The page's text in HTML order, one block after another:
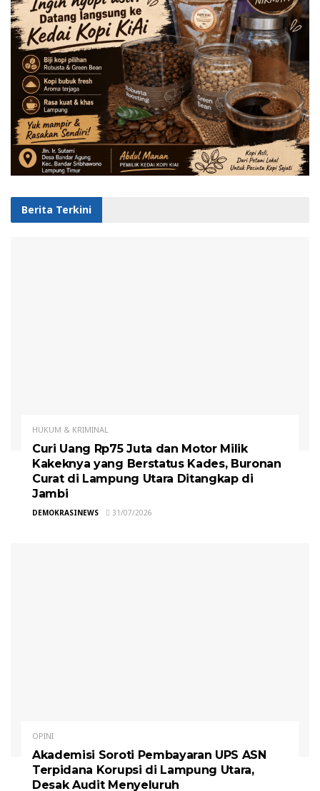
Berita Terkini
HUKUM & KRIMINAL
Curi Uang Rp75 Juta dan Motor Milik
Kakeknya yang Berstatus Kades, Buronan
Curat di Lampung Utara Ditangkap di
Jambi
DEMOKRASINEWS 31/07/2026
OPINI
Akademisi Soroti Pembayaran UPS ASN
Terpidana Korupsi di Lampung Utara,
Desak Audit Menyeluruh